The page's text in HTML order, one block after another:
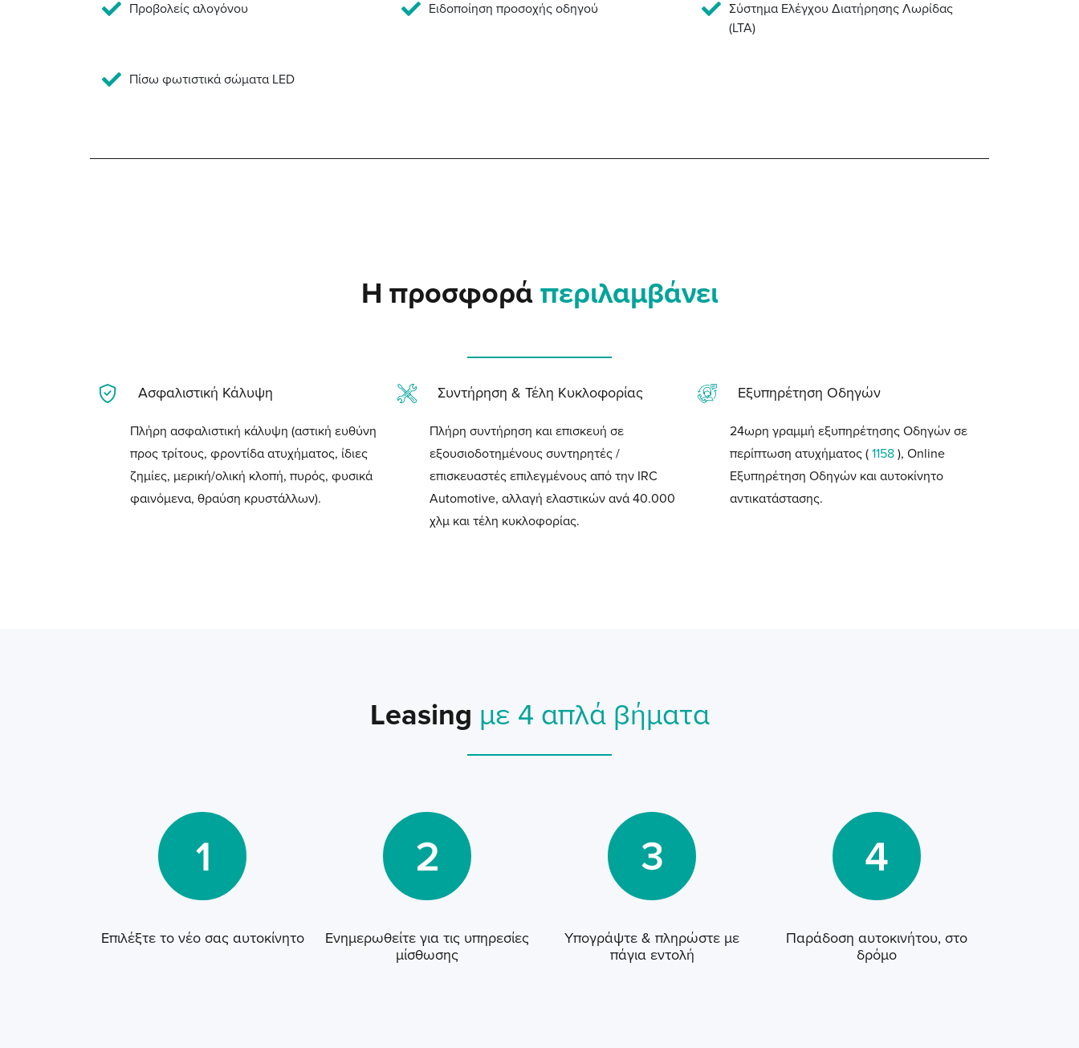
Προβολείς αλογόνου Ειδοποίηση προσοχής οδηγού
Σύστημα Ελέγχου Διατήρησης Λωρίδας
(LTA)
Πίσω φωτιστικά σώματα LED
Η προσφοράπεριλαμβάνει
Ασφαλιστική Κάλυψη
Πλήρη ασφαλιστική κάλυψη (αστική ευθύνη
προς τρίτους, φροντίδα ατυχήματος, ίδιες
ζημίες, μερική/ολική κλοπή, πυρός, φυσικά
φαινόμενα, θραύση κρυστάλλων).
Συντήρηση & Τέλη Κυκλοφορίας
Πλήρη συντήρηση και επισκευή σε
εξουσιοδοτημένους συντηρητές /
επισκευαστές επιλεγμένους από την IRC
Automotive, αλλαγή ελαστικών ανά 40.000
χλμ και τέλη κυκλοφορίας.
Εξυπηρέτηση Οδηγών
24ωρη γραμμή εξυπηρέτησης Οδηγών σε
περίπτωση ατυχήματος (1158 ), Online
Εξυπηρέτηση Οδηγών και αυτοκίνητο
αντικατάστασης.
Leasing με 4 απλά βήματα
Επιλέξτε το νέο σας αυτοκίνητο
Ενημερωθείτε για τις υπηρεσίες
μίσθωσης
Υπογράψτε & πληρώστε με
πάγια εντολή
Παράδοση αυτοκινήτου, στο
δρόμο